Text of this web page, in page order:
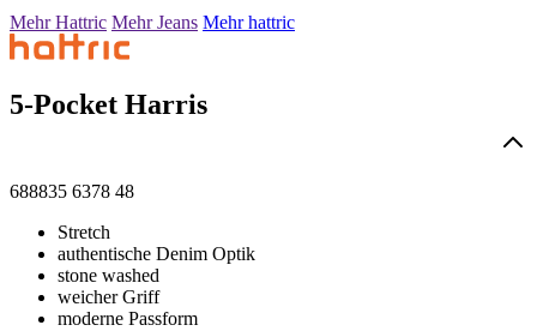
Mehr Hattric Mehr Jeans Mehr hattric
5-Pocket Harris
688835 6378 48
Stretch
authentische Denim Optik
stone washed
weicher Griff
moderne Passform